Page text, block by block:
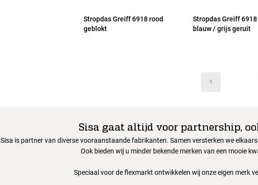
Stropdas Greiff 6918 rood
geblokt
Stropdas Greiff 6918
blauw / grijs geruit
Sisa gaat altijd voor partnership,
Sisa is partner van diverse vooraanstaande fabrikanten. Samen versterken we
Ook bieden wij u minder bekende merken van een mooie
Speciaal voor de flexmarkt ontwikkelen wij onze eigen merk